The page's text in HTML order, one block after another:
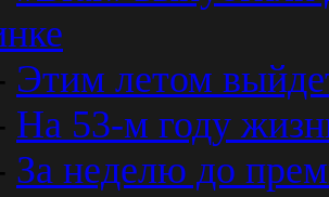
Этим летом
На 53-м году
За неделю до